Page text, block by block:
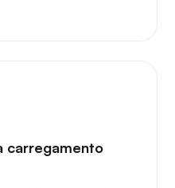
carregamento